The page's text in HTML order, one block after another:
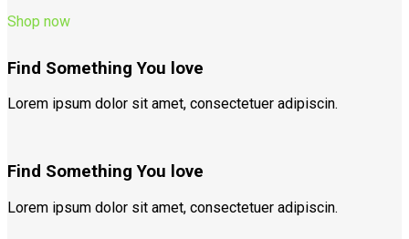
Shop now
Find Something You love
Lorem ipsum dolor sit amet, consectetuer adipiscin.
Find Something You love
Lorem ipsum dolor sit amet, consectetuer adipiscin.